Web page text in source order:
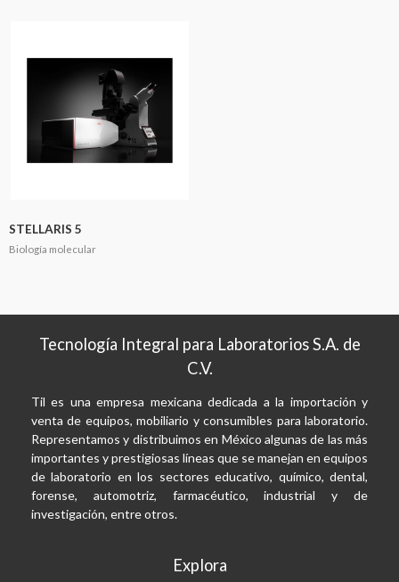
STELLARIS 5
Biología molecular
Tecnología Integral para Laboratorios S.A. de
C.V.
Til es una empresa mexicana dedicada a la importación y
venta de equipos, mobiliario y consumibles para laboratorio.
Representamos y distribuimos en México algunas de las más
importantes y prestigiosas líneas que se manejan en equipos
de laboratorio en los sectores educativo, químico, dental,
forense, automotriz, farmacéutico, industrial y de
investigación, entre otros.
Explora